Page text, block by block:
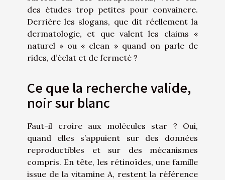
des études trop petites pour convaincre.
Derrière les slogans, que dit réellement la
dermatologie, et que valent les claims «
naturel » ou « clean » quand on parle de
rides, d’éclat et de fermeté ?
Ce que la recherche valide,
noir sur blanc
Faut-il croire aux molécules star ? Oui,
quand elles s’appuient sur des données
reproductibles et sur des mécanismes
compris. En tête, les rétinoïdes, une famille
issue de la vitamine A, restent la référence